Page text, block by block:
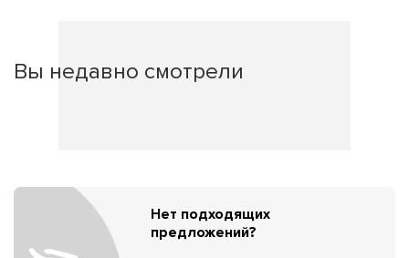
Вы недавно смотрели
Нет подходящих
предложений?